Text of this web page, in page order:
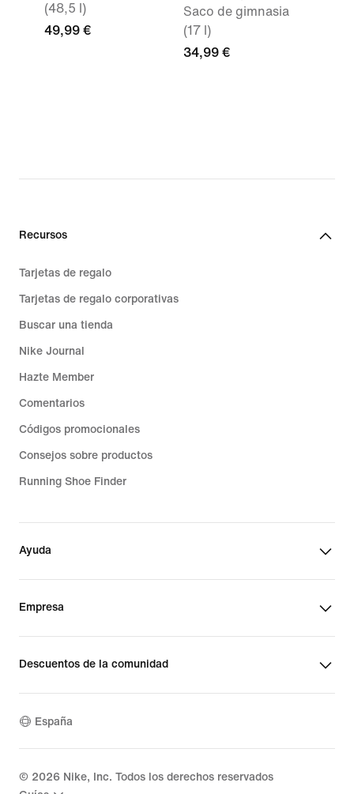
(48,5 l)
49,99 €
Saco de gimnasia
(17 l)
34,99 €
Recursos
Tarjetas de regalo
Tarjetas de regalo corporativas
Buscar una tienda
Nike Journal
Hazte Member
Comentarios
Códigos promocionales
Consejos sobre productos
Running Shoe Finder
Ayuda
Empresa
Descuentos de la comunidad
España
© 2026 Nike, Inc. Todos los derechos reservados